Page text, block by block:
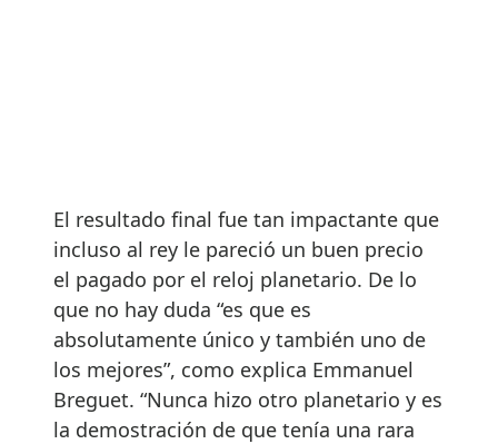
El resultado final fue tan impactante que
incluso al rey le pareció un buen precio
el pagado por el reloj planetario. De lo
que no hay duda “es que es
absolutamente único y también uno de
los mejores”, como explica Emmanuel
Breguet. “Nunca hizo otro planetario y es
la demostración de que tenía una rara